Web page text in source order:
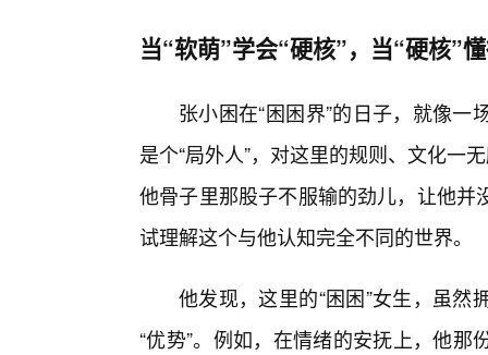
当“软萌”学会“硬核”，当“硬核”
张小困在“困困界”的日子，就像
是个“局外人”，对这里的规则、文化一
他骨子里那股子不服输的劲儿，让他
试理解这个与他认知完全不同的世界。
他发现，这里的“困困”女生，虽
“优势”。例如，在情绪的安抚上，他那